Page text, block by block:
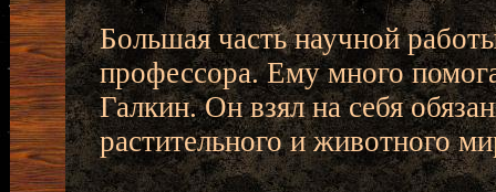
Большая часть научной
профессора. Ему много
Галкин. Он взял на себя
растительного и животного